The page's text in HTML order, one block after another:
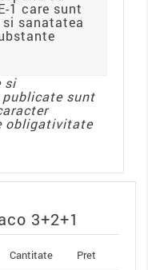
1 care sunt
sanatatea
si
sunt
obligativitate
3+2+1
Cantitate Pret